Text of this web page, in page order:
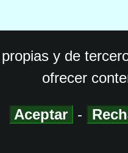
y de
ofrecer
Aceptar -